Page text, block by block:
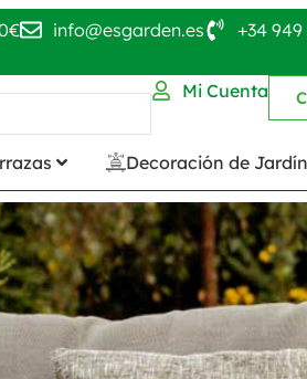
info@esgarden.es +34 949
Mi Cuenta
Decoración de Jardín